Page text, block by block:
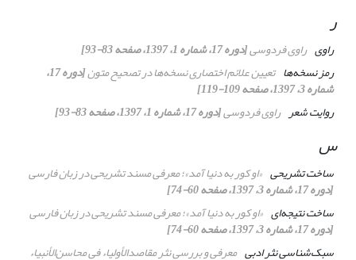
ر
راوی راوی فردوسی[دوره 17، شماره 1، 1397، صفحه 83-93]
رمز نسخه‌ها تعیین علائم اختصاری نسخه‌ها در تصحیح متون [دوره 17،
شماره 3، 1397، صفحه 109-119]
روایت شعر راوی فردوسی[دوره 17، شماره 1، 1397، صفحه 83-93]
س
ساخت تشریحی «او کور به دنیا آمد»؛ معرفی مسند تشریحی در زبان فارسی
[دوره 17، شماره 3، 1397، صفحه 60-74]
ساخت نتیجه‌ای «او کور به دنیا آمد»؛ معرفی مسند تشریحی در زبان فارسی
[دوره 17، شماره 3، 1397، صفحه 60-74]
سبک‌شناسی نثر ادبی معرفی و بررسی نثرمقاصدالأولیاء فی محاسن‌الأنبیاء